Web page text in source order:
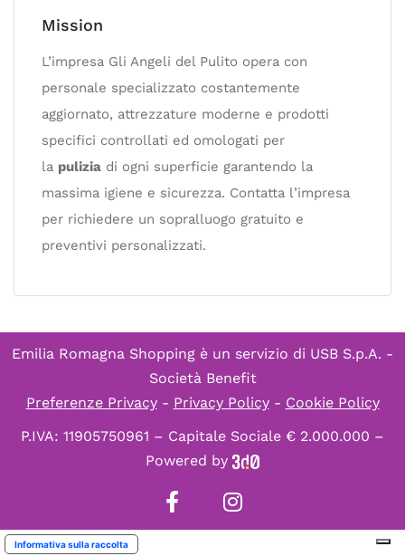
Mission
L’impresa Gli Angeli del Pulito opera con
personale specializzato costantemente
aggiornato, attrezzature moderne e prodotti
specifici controllati ed omologati per
la pulizia di ogni superficie garantendo la
massima igiene e sicurezza. Contatta l’impresa
per richiedere un sopralluogo gratuito e
preventivi personalizzati.
Emilia Romagna Shopping è un servizio di USB S.p.A. -
Società Benefit
Preferenze Privacy- Privacy Policy- Cookie Policy
P.IVA: 11905750961 – Capitale Sociale € 2.000.000 –
Powered by
Informativa sulla raccolta